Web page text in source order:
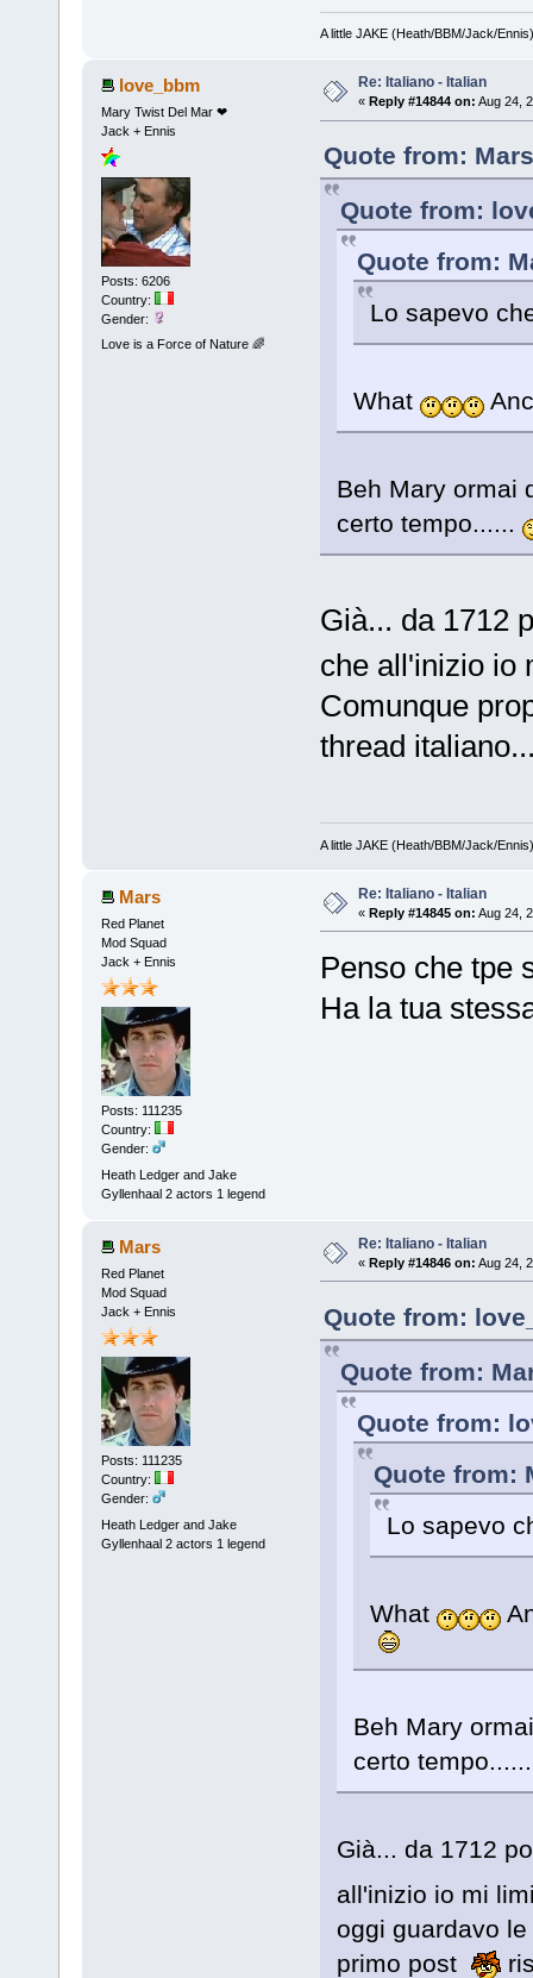
A little JAKE (Heath/BBM/Jack/
love_bbm
Mary Twist Del Mar ❤
Jack + Ennis
Posts: 6206
Country:
Gender:
Love is a Force of Nature 🌈
Re: Italiano - Italian
« Reply #14844 on: Aug 24,
Quote from:
Quote from:
Quote from:
Lo sapevo
What
Beh Mary ormai
certo tempo......
Già... da 1712
che all'inizio
Comunque
thread
A little JAKE (Heath/BBM/Jack/
Mars
Red Planet
Mod Squad
Jack + Ennis
Posts: 111235
Country:
Gender:
Heath Ledger and Jake
Gyllenhaal 2 actors 1 legend
Re: Italiano - Italian
« Reply #14845 on: Aug 24,
Penso che tpe
Ha la tua
Mars
Red Planet
Mod Squad
Jack + Ennis
Posts: 111235
Country:
Gender:
Heath Ledger and Jake
Gyllenhaal 2 actors 1 legend
Re: Italiano - Italian
« Reply #14846 on: Aug 24,
Quote from:
Quote from:
Quote from:
Quote from:
Lo sapevo
What
Beh Mary
certo
Già... da 1712
all'inizio io mi
oggi guardavo
primo post